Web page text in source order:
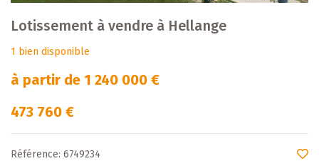
Lotissement à vendre à Hellange
1 bien disponible
à partir de 1 240 000 €
473 760 €
Référence: 6749234